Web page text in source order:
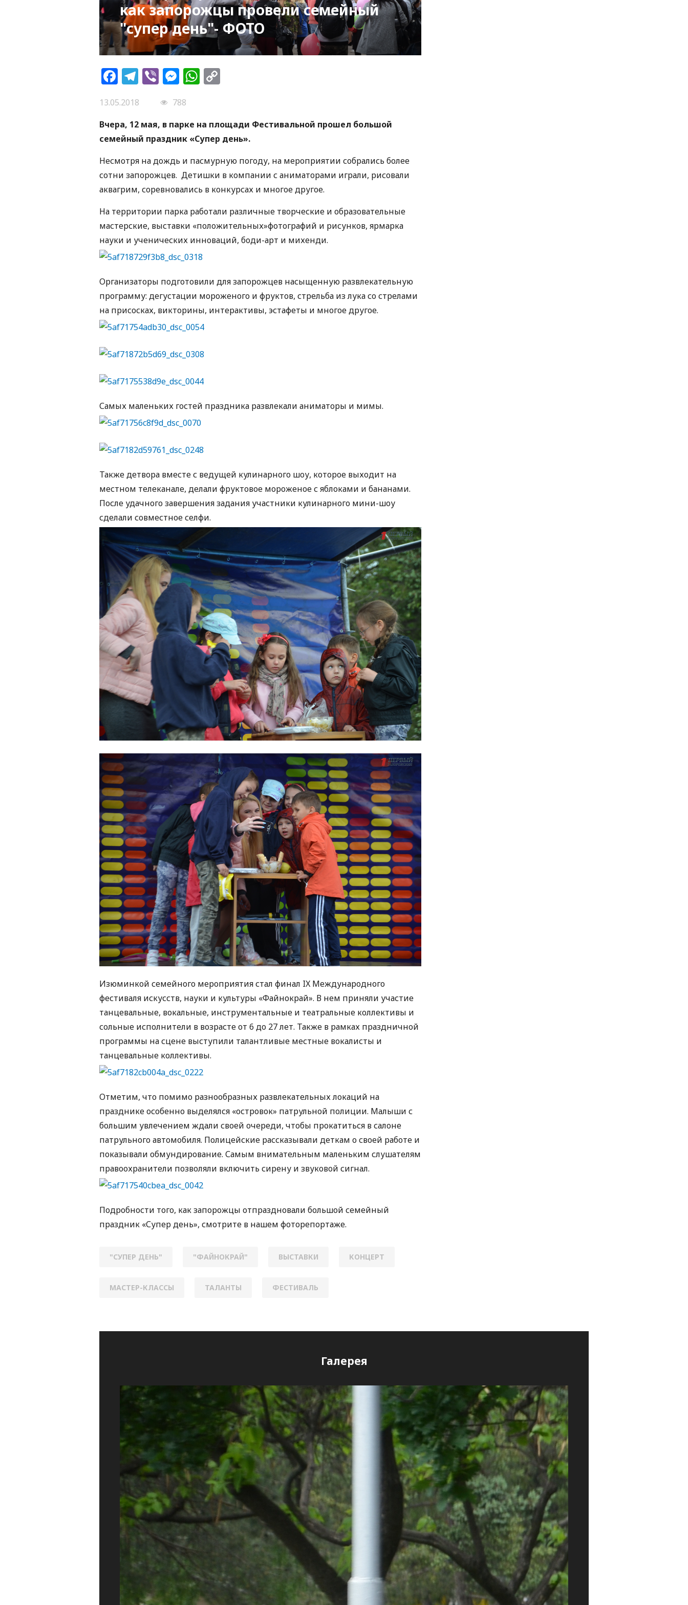
как запорожцы провели семейный
"супер день"- ФОТО
Facebook
Telegram
ViberMessenger
WhatsApp
13.05.2018
788
Вчера, 12 мая, в парке на площади Фестивальной прошел большой
семейный праздник «Супер день».
Несмотря на дождь и пасмурную погоду, на мероприятии собрались более
сотни запорожцев. Детишки в компании с аниматорами играли, рисовали
аквагрим, соревновались в конкурсах и многое другое.
На территории парка работали различные творческие и образовательные
мастерские, выставки «положительных»фотографий и рисунков, ярмарка
науки и ученических инноваций, боди-арт и михенди.
Организаторы подготовили для запорожцев насыщенную развлекательную
программу: дегустации мороженого и фруктов, стрельба из лука со стрелами
на присосках, викторины, интерактивы, эстафеты и многое другое.
Самых маленьких гостей праздника развлекали аниматоры и мимы.
Также детвора вместе с ведущей кулинарного шоу, которое выходит на
местном телеканале, делали фруктовое мороженое с яблоками и бананами.
После удачного завершения задания участники кулинарного мини-шоу
сделали совместное селфи.
Изюминкой семейного мероприятия стал финал IX Международного
фестиваля искусств, науки и культуры «Файнокрай». В нем приняли участие
танцевальные, вокальные, инструментальные и театральные коллективы и
сольные исполнители в возрасте от 6 до 27 лет. Также в рамках праздничной
программы на сцене выступили талантливые местные вокалисты и
танцевальные коллективы.
Отметим, что помимо разнообразных развлекательных локаций на
празднике особенно выделялся «островок» патрульной полиции. Малыши с
большим увлечением ждали своей очереди, чтобы прокатиться в салоне
патрульного автомобиля. Полицейские рассказывали деткам о своей работе и
показывали обмундирование. Самым внимательным маленьким слушателям
правоохранители позволяли включить сирену и звуковой сигнал.
Подробности того, как запорожцы отпраздновали большой семейный
праздник «Супер день», смотрите в нашем фоторепортаже.
"СУПЕР ДЕНЬ" "ФАЙНОКРАЙ" ВЫСТАВКИ КОНЦЕРТ
МАСТЕР-КЛАССЫ ТАЛАНТЫ ФЕСТИВАЛЬ
Галерея